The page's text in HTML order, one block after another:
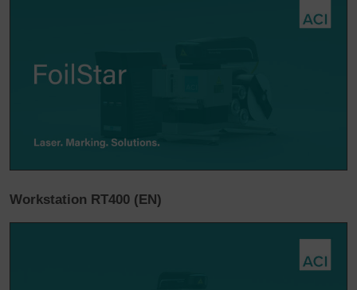
Workstation RT400 (EN)